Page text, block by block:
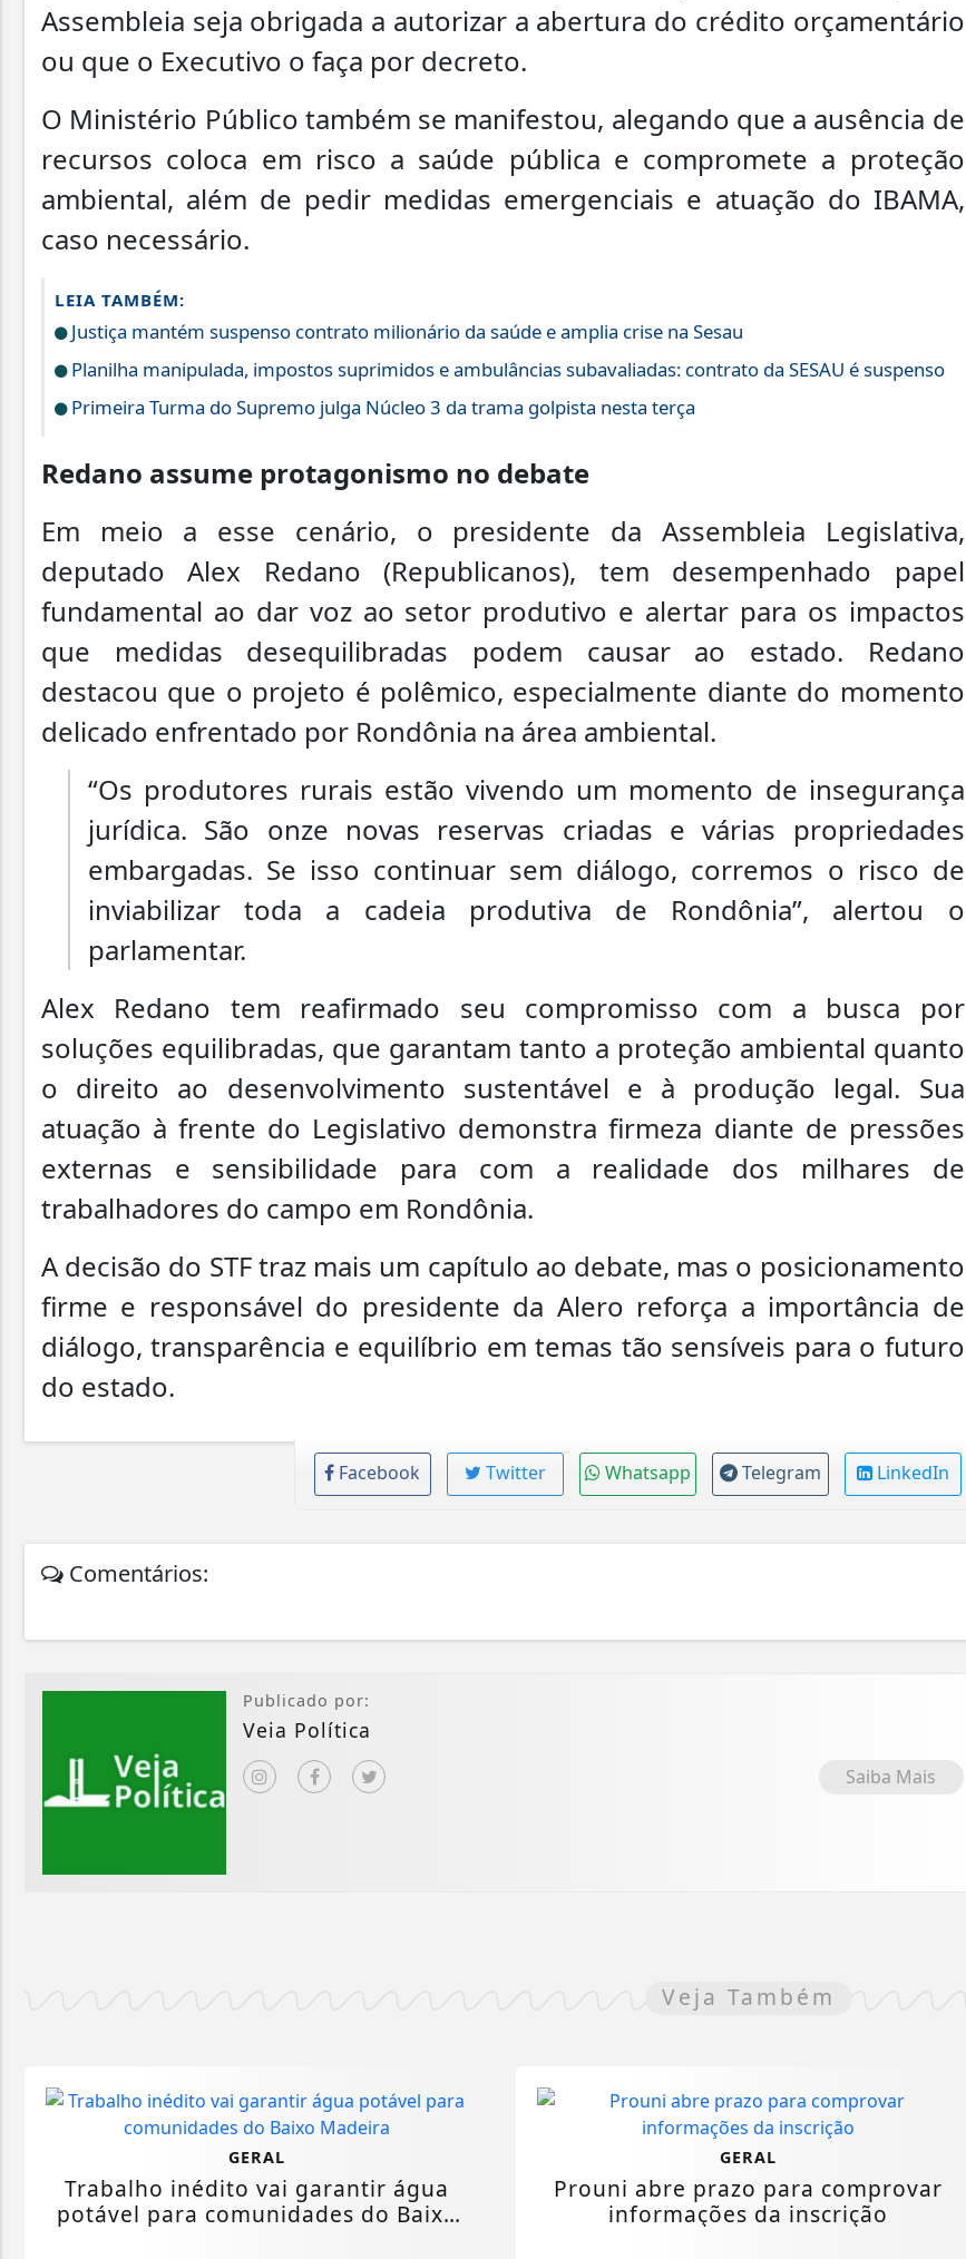
Assembleia seja obrigada a autorizar a abertura do crédito orçamentário
ou que o Executivo o faça por decreto.
O Ministério Público também se manifestou, alegando que a ausência de
recursos coloca em risco a saúde pública e compromete a proteção
ambiental, além de pedir medidas emergenciais e atuação do IBAMA,
caso necessário.
LEIA TAMBÉM:
Justiça mantém suspenso contrato milionário da saúde e amplia crise na Sesau
Planilha manipulada, impostos suprimidos e ambulâncias subavaliadas: contrato da SESAU é suspenso
Primeira Turma do Supremo julga Núcleo 3 da trama golpista nesta terça
Redano assume protagonismo no debate
Em meio a esse cenário, o presidente da Assembleia Legislativa,
deputado Alex Redano (Republicanos), tem desempenhado papel
fundamental ao dar voz ao setor produtivo e alertar para os impactos
que medidas desequilibradas podem causar ao estado. Redano
destacou que o projeto é polêmico, especialmente diante do momento
delicado enfrentado por Rondônia na área ambiental.
“Os produtores rurais estão vivendo um momento de insegurança
jurídica. São onze novas reservas criadas e várias propriedades
embargadas. Se isso continuar sem diálogo, corremos o risco de
inviabilizar toda a cadeia produtiva de Rondônia”, alertou o
parlamentar.
Alex Redano tem reafirmado seu compromisso com a busca por
soluções equilibradas, que garantam tanto a proteção ambiental quanto
o direito ao desenvolvimento sustentável e à produção legal. Sua
atuação à frente do Legislativo demonstra firmeza diante de pressões
externas e sensibilidade para com a realidade dos milhares de
trabalhadores do campo em Rondônia.
A decisão do STF traz mais um capítulo ao debate, mas o posicionamento
firme e responsável do presidente da Alero reforça a importância de
diálogo, transparência e equilíbrio em temas tão sensíveis para o futuro
do estado.
Facebook Twitter Whatsapp Telegram LinkedIn
Comentários:
Publicado por:
Veia Política
Saiba Mais
Veja Também
GERAL
Trabalho inédito vai garantir água
potável para comunidades do Baixo
GERAL
Prouni abre prazo para comprovar
informações da inscrição